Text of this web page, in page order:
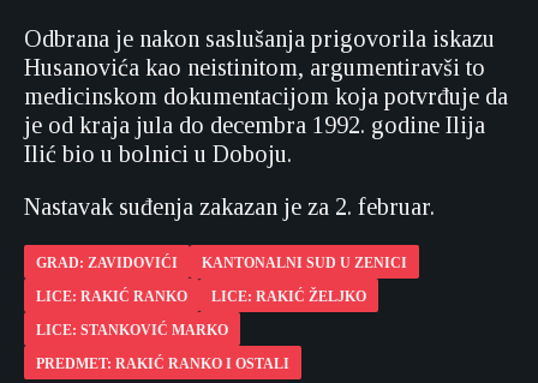
Odbrana je nakon saslušanja prigovorila iskazu
Husanovića kao neistinitom, argumentiravši to
medicinskom dokumentacijom koja potvrđuje da
je od kraja jula do decembra 1992. godine Ilija
Ilić bio u bolnici u Doboju.
Nastavak suđenja zakazan je za 2. februar.
GRAD: ZAVIDOVIĆI
KANTONALNI SUD U ZENICI
LICE: RAKIĆ RANKO
LICE: RAKIĆ ŽELJKO
LICE: STANKOVIĆ MARKO
PREDMET: RAKIĆ RANKO I OSTALI